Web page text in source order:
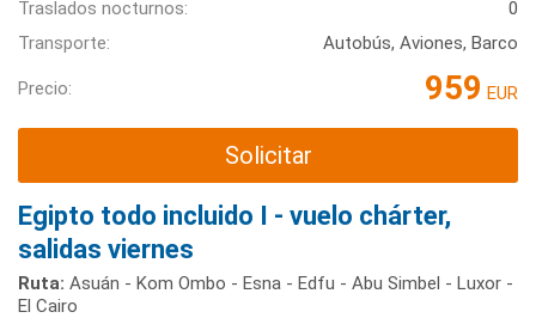
Traslados nocturnos:
0
Transporte:
Autobús, Aviones, Barco
Precio: 959 EUR
Solicitar
Egipto todo incluido I - vuelo chárter,
salidas viernes
Ruta: Asuán - Kom Ombo - Esna - Edfu - Abu Simbel - Luxor -
El Cairo